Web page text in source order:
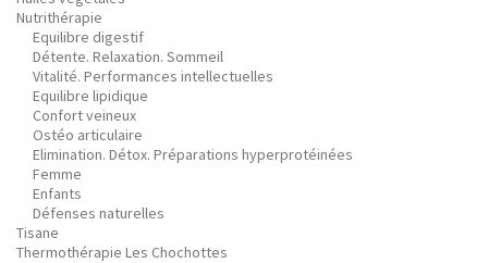
Nutrithérapie
Equilibre digestif
Détente. Relaxation. Sommeil
Vitalité. Performances intellectuelles
Equilibre lipidique
Confort veineux
Ostéo articulaire
Elimination. Détox. Préparations hyperprotéinées
Femme
Enfants
Défenses naturelles
Tisane
Thermothérapie Les Chochottes